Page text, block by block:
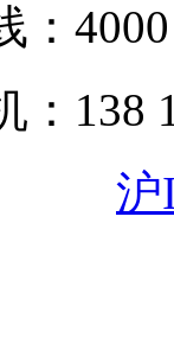
：
：138
沪